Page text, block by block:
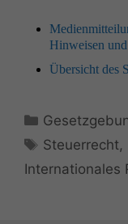
Hin­weisen
Über­sicht des
Kategorien
Steuerrecht,
Internationales